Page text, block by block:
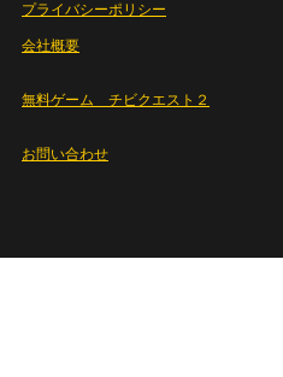
プライバシーポリシー
会社概要
無料ゲーム チビクエスト２
お問い合わせ